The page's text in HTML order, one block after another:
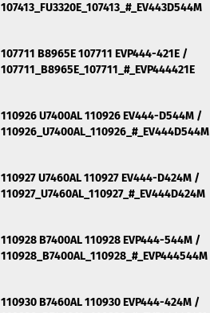
107413_FU3320E_107413_#_EV443D544M
107711 B8965E 107711 EVP444-421E /
107711_B8965E_107711_#_EVP444421E
110926 U7400AL 110926 EV444-D544M /
110926_U7400AL_110926_#_EV444D544M
110927 U7460AL 110927 EV444-D424M /
110927_U7460AL_110927_#_EV444D424M
110928 B7400AL 110928 EVP444-544M /
110928_B7400AL_110928_#_EVP444544M
110930 B7460AL 110930 EVP444-424M /